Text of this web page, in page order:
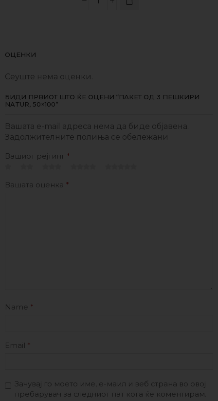
ОЦЕНКИ
Сеуште нема оценки.
БИДИ ПРВИОТ ШТО ЌЕ ОЦЕНИ “ПАКЕТ ОД 3 ПЕШКИРИ
NATUR, 50×100”
Вашата e-mail адреса нема да биде објавена.
Задолжителните полиња се обележани
Вашиот рејтинг *
Вашата оценка *
Name *
Email *
Зачувај го моето име, е-маил и веб страна во овој
пребарувач за следниот пат кога ќе коментирам.